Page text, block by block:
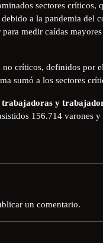
sectores críticos,
a la pandemia del
medir caídas
críticos, definidos por
sumó a los sectores
y
156.714 varones
un comentario.